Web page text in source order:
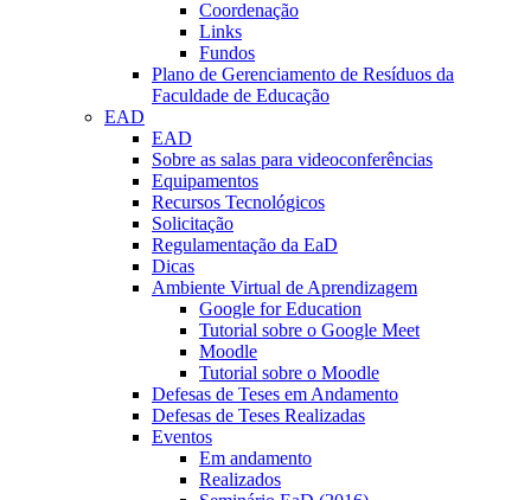
Coordenação
Links
Fundos
Plano de Gerenciamento de Resíduos da
Faculdade de Educação
EAD
EAD
Sobre as salas para videoconferências
Equipamentos
Recursos Tecnológicos
Solicitação
Regulamentação da EaD
Dicas
Ambiente Virtual de Aprendizagem
Google for Education
Tutorial sobre o Google Meet
Moodle
Tutorial sobre o Moodle
Defesas de Teses em Andamento
Defesas de Teses Realizadas
Eventos
Em andamento
Realizados